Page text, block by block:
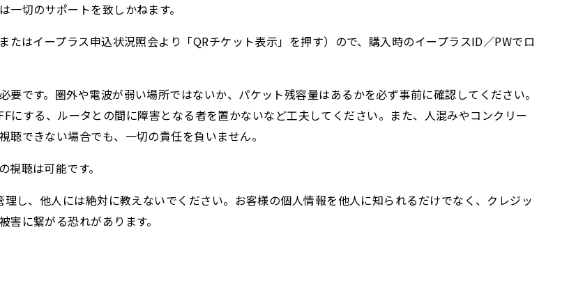
切のサポートを致しかねます。
はイープラス申込状況照会より「QRチケット表示」を押す）ので、購入時のイープラスID／PWでロ
です。圏外や電波が弱い場所ではないか、パケット残容量はあるかを必ず事前に確認してください。
する、ルータとの間に障害となる者を置かないなど工夫してください。また、人混みやコンクリー
できない場合でも、一切の責任を負いません。
聴は可能です。
し、他人には絶対に教えないでください。お客様の個人情報を他人に知られるだけでなく、クレジッ
に繋がる恐れがあります。